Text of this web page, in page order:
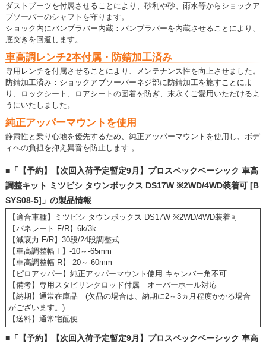
ダストブーツを付属させることにより、砂利や砂、雨水等からショックア
ブソーバーのシャフトを守ります。
ショック内にバンプラバー内蔵：バンブラバーを内蔵させることにより、
底突きを回避します。
車高調レンチ2本付属・防錆加工済み
専用レンチを付属させることにより、メンテナンス性を向上させました。
防錆加工済み：ショックアブソーバーネジ部に防錆加工を施すことによ
り、ロックシート、ロアシートの固着を防ぎ、末永くご愛用いただけるよ
うにいたしました。
純正アッパーマウントを使用
静粛性と乗り心地を優先するため、純正アッパーマウントを使用し、ボデ
ィへの負担を抑え異音を防止します 。
■「【予約】【次回入荷予定暫定9月】プロスペックベーシック 車高
調整キット ミツビシ タウンボックス DS17W ※2WD/4WD装着可 [B
SYS08-5]」の製品情報
【適合車種】ミツビシ タウンボックス DS17W ※2WD/4WD装着可
【バネレート F/R】6k/3k
【減衰力 F/R】30段/24段調整式
【車高調整幅 F】-10～-65mm
【車高調整幅 R】-20～-60mm
【ピロアッパー】純正アッパーマウント使用 キャンバー角不可
【備考】専用スタビリンクロッド付属 オーバーホール対応
【納期】通常在庫品 (欠品の場合は、納期に2～3ヵ月程度かかる場合
がございます。)
【送料】通常宅配便
■「【予約】【次回入荷予定暫定9月】プロスペックベーシック 車高